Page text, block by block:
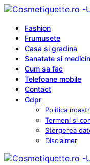
Fashion
Frumusete
Casa si gradina
Sanatate si
Cum sa fac
Telefoane mobile
Contact
Gdpr
Politica
Termeni si
Stergerea
Disclaimer